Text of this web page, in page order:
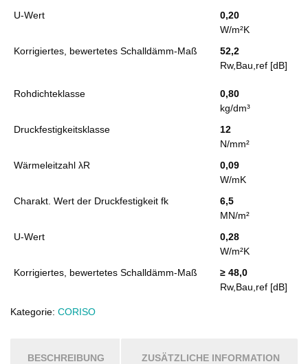
U-Wert
0,20
W/m²K
Korrigiertes, bewertetes Schalldämm-Maß
52,2
Rw,Bau,ref [dB]
Rohdichteklasse
0,80
kg/dm³
Druckfestigkeitsklasse
12
N/mm²
Wärmeleitzahl λR
0,09
W/mK
Charakt. Wert der Druckfestigkeit fk
6,5
MN/m²
U-Wert
0,28
W/m²K
Korrigiertes, bewertetes Schalldämm-Maß
≥ 48,0
Rw,Bau,ref [dB]
Kategorie: CORISO
BESCHREIBUNG ZUSÄTZLICHE INFORMATION